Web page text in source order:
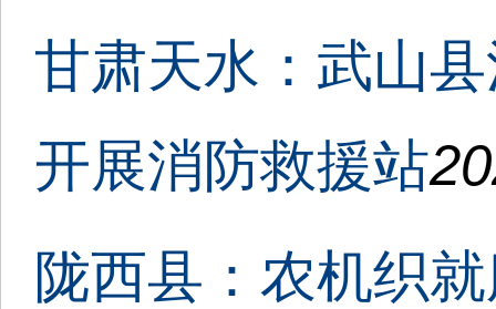
甘肃天水：武山
开展消防救援站
陇西县：农机织